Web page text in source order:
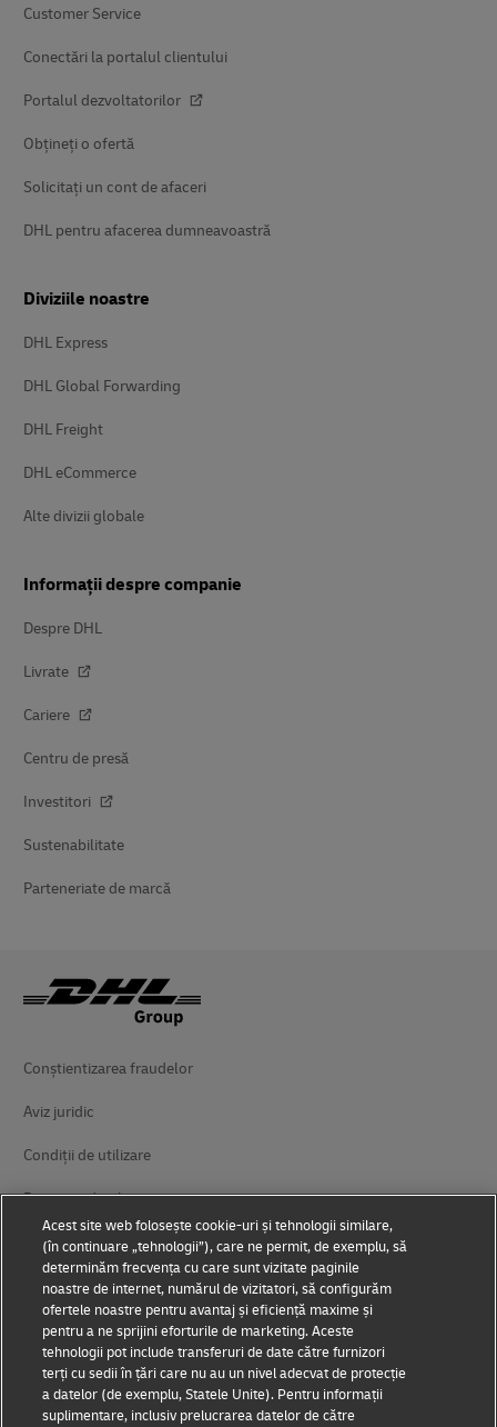
Customer Service
Conectări la portalul clientului
Portalul dezvoltatorilor
Obțineți o ofertă
Solicitați un cont de afaceri
DHL pentru afacerea dumneavoastră
Diviziile noastre
DHL Express
DHL Global Forwarding
DHL Freight
DHL eCommerce
Alte divizii globale
Informații despre companie
Despre DHL
Livrate
Cariere
Centru de presă
Investitori
Sustenabilitate
Parteneriate de marcă
Conștientizarea fraudelor
Aviz juridic
Condiții de utilizare
Protecția datelor
Accesibilitate
Informații suplimentare
Setări module cookie
Urmăriți-ne
Acest site web folosește cookie-uri și tehnologii similare,
(în continuare „tehnologii”), care ne permit, de exemplu, să
determinăm frecvența cu care sunt vizitate paginile
noastre de internet, numărul de vizitatori, să configurăm
ofertele noastre pentru avantaj și eficiență maxime și
pentru a ne sprijini eforturile de marketing. Aceste
tehnologii pot include transferuri de date către furnizori
terți cu sedii în țări care nu au un nivel adecvat de protecție
a datelor (de exemplu, Statele Unite). Pentru informații
suplimentare, inclusiv prelucrarea datelor de către